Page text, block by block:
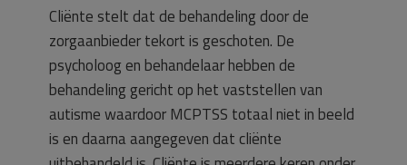
Cliënte stelt dat de behandeling door de
zorgaanbieder tekort is geschoten. De
psycholoog en behandelaar hebben de
behandeling gericht op het vaststellen van
autisme waardoor MCPTSS totaal niet in beeld
is en daarna aangegeven dat cliënte